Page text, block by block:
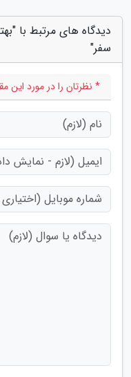
دیدگاه های مرتبط با
سفر"
* نظرتان را در مورد این